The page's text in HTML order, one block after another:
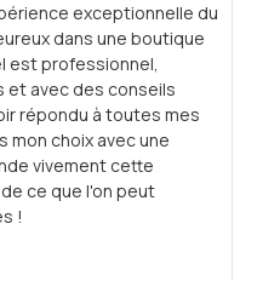
exceptionnelle du
dans une boutique
est professionnel,
et avec des conseils
répondu à toutes mes
mon choix avec une
vivement cette
ce que l'on peut
!